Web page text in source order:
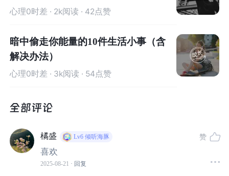
默认世界是稳定的，我们过往的经验，在未来也能适用；
对它来说，平静才是一种常态，出现问题、打破平静，都
是一种从常态变成非常态的转变。
事情，来打破我的生活状态？
2）恐惧：这个问题看起来很棘手，它会不会很难办？会不
心理0时差 · 2k阅读 · 42点赞
暗中偷走你能量的10件生活小事（含
解决办法）
心理0时差 · 3k阅读 · 54点赞
橘盛 Lv6 倾听海豚
喜欢
2025-08-21 · 回复
赞